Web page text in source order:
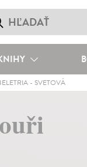
- SVETOVÁ